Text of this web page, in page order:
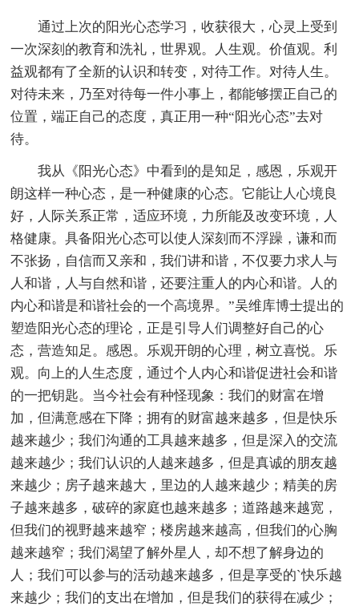
通过上次的阳光心态学习，收获很大，心灵上受到
一次深刻的教育和洗礼，世界观。人生观。价值观。利
益观都有了全新的认识和转变，对待工作。对待人生。
对待未来，乃至对待每一件小事上，都能够摆正自己的
位置，端正自己的态度，真正用一种“阳光心态”去对
待。
我从《阳光心态》中看到的是知足，感恩，乐观开
朗这样一种心态，是一种健康的心态。它能让人心境良
好，人际关系正常，适应环境，力所能及改变环境，人
格健康。具备阳光心态可以使人深刻而不浮躁，谦和而
不张扬，自信而又亲和，我们讲和谐，不仅要力求人与
人和谐，人与自然和谐，还要注重人的内心和谐。人的
内心和谐是和谐社会的一个高境界。”吴维库博士提出的
塑造阳光心态的理论，正是引导人们调整好自己的心
态，营造知足。感恩。乐观开朗的心理，树立喜悦。乐
观。向上的人生态度，通过个人内心和谐促进社会和谐
的一把钥匙。当今社会有种怪现象：我们的财富在增
加，但满意感在下降；拥有的财富越来越多，但是快乐
越来越少；我们沟通的工具越来越多，但是深入的交流
越来越少；我们认识的人越来越多，但是真诚的朋友越
来越少；房子越来越大，里边的人越来越少；精美的房
子越来越多，破碎的家庭也越来越多；道路越来越宽，
但我们的视野越来越窄；楼房越来越高，但我们的心胸
越来越窄；我们渴望了解外星人，却不想了解身边的
人；我们可以参与的活动越来越多，但是享受的`快乐越
来越少；我们的支出在增加，但是我们的获得在减少；